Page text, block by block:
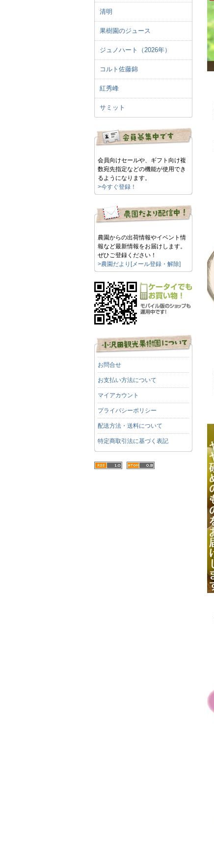
清明
果樹園のジュース
ジュノハート（2026年）
コルト佐藤錦
紅秀峰
サミット
会員向けセールや、ギフト向け複
数宛先指定などの機能が使用でき
るようになります。
>今すぐ登録！
農園からの出荷情報やイベント情
報など最新情報をお届けします。
ぜひご登録ください！
>農園だより[メール登録・解除]
お問合せ
お支払い方法について
マイアカウント
プライバシーポリシー
配送方法・送料について
特定商取引法に基づく表記